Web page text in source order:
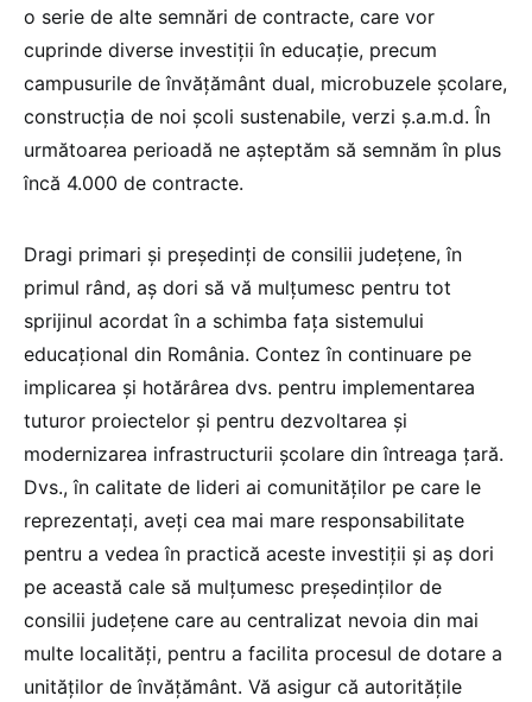
o serie de alte semnări de contracte, care vor
cuprinde diverse investiții în educație, precum
campusurile de învățământ dual, microbuzele școlare,
construcția de noi școli sustenabile, verzi ș.a.m.d. În
următoarea perioadă ne așteptăm să semnăm în plus
încă 4.000 de contracte.
Dragi primari și președinți de consilii județene, în
primul rând, aș dori să vă mulțumesc pentru tot
sprijinul acordat în a schimba fața sistemului
educațional din România. Contez în continuare pe
implicarea și hotărârea dvs. pentru implementarea
tuturor proiectelor și pentru dezvoltarea și
modernizarea infrastructurii școlare din întreaga țară.
Dvs., în calitate de lideri ai comunităților pe care le
reprezentați, aveți cea mai mare responsabilitate
pentru a vedea în practică aceste investiții și aș dori
pe această cale să mulțumesc președinților de
consilii județene care au centralizat nevoia din mai
multe localități, pentru a facilita procesul de dotare a
unităților de învățământ. Vă asigur că autoritățile